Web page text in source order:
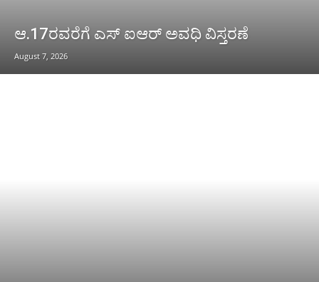
ಆ.17ರವರೆಗೆ ಎಸ್ ಐಆರ್ ಅವಧಿ ವಿಸ್ತರಣೆ
August 7, 2026